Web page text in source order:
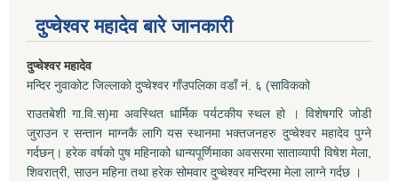
दुप्चेश्वर महादेव बारे जानकारी
दुप्चेश्वर महादेव
मन्दिर नुवाकोट जिल्लाको दुप्चेश्वर गाँउपलिका वडाँ नं. ६ (साविकको
राउतबेशी गा.वि.स)मा अवस्थित धार्मिक पर्यटकीय स्थल हो । विशेषगरि जोडी
जुराउन र सन्तान माग्नकै लागि यस स्थानमा भक्तजनहरु दुप्चेश्वर महादेव पुग्ने
गर्दछन्। हरेक वर्षको पुष महिनाको धान्यपूर्णिमाका अवसरमा साताव्यापी विषेश मेला,
शिवरात्री, साउन महिना तथा हरेक सोमवार दुप्चेश्वर मन्दिरमा मेला लाग्ने गर्दछ ।